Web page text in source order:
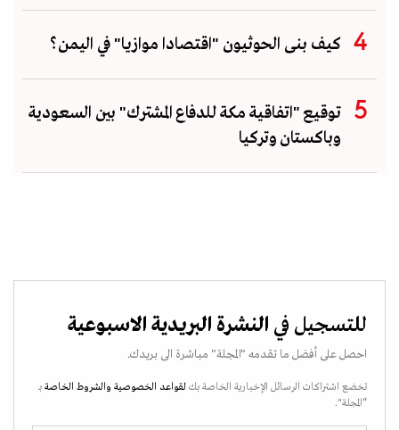
كيف بنى الحوثيون "اقتصادا موازيا" في اليمن؟
توقيع "اتفاقية مكة للدفاع المشترك" بين السعودية
وباكستان وتركيا
للتسجيل في النشرة البريدية الاسبوعية
احصل على أفضل ما تقدمه "المجلة" مباشرة الى بريدك.
تخضع اشتراكات الرسائل الإخبارية الخاصة بك لقواعد الخصوصية والشروط الخاصة بـ
“المجلة".